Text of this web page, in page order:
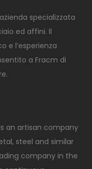
specializzata
ed affini. Il
e l’esperienza
a Fracm di
an artisan company
steel and similar
company in the